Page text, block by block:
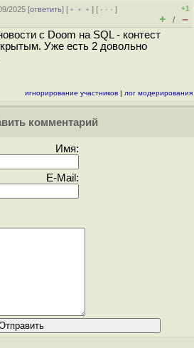
2025 [ответить] [ ﹢﹢﹢] [ · · ·]
+1
+ / –
с Doom на SQL - контест
Уже есть 2 довольно
игнорирование участников | лог модерирования
комментарий
Имя:
E-Mail: